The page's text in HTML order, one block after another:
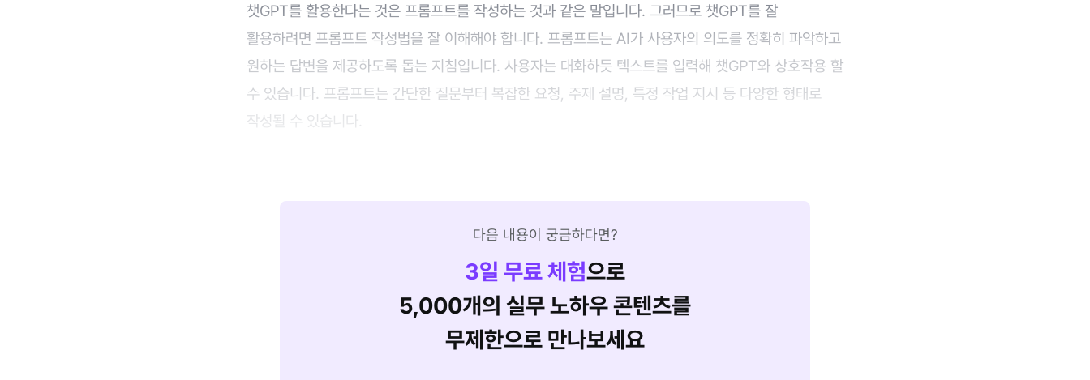
챗GPT를 활용한다는 것은 프롬프트를 작성하는 것과 같은 말입니다. 그러므로 챗GPT를 잘
활용하려면 프롬프트 작성법을 잘 이해해야 합니다. 프롬프트는 AI가 사용자의 의도를 정확히 파악하고
원하는 답변을 제공하도록 돕는 지침입니다. 사용자는 대화하듯 텍스트를 입력해 챗GPT와 상호작용 할
수 있습니다. 프롬프트는 간단한 질문부터 복잡한 요청, 주제 설명, 특정 작업 지시 등 다양한 형태로
작성될 수 있습니다.
다음 내용이 궁금하다면?
3일 무료 체험으로
5,000개의 실무 노하우 콘텐츠를
무제한으로 만나보세요